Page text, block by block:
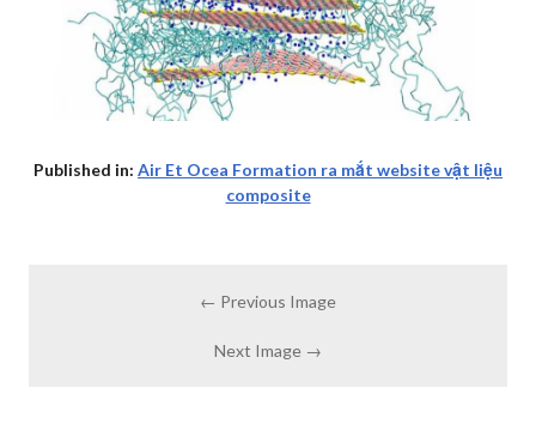
Published in: Air Et Ocea Formation ra mắt website vật liệu
composite
← Previous Image
Next Image →